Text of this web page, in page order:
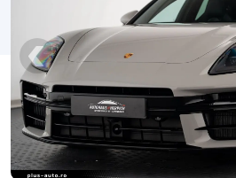
Despre Noi
Contact